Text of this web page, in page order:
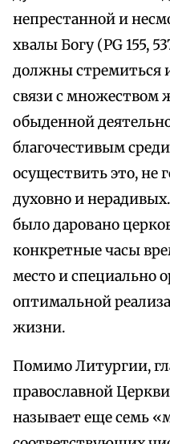
непрестанной и
хвалы Богу (PG 155,
должны стремиться
связи с множеством
обыденной
благочестивым
осуществить это, не
духовно и
было даровано
конкретные часы
место и специально
оптимальной
жизни.
Помимо Литургии,
православной
называет еще семь